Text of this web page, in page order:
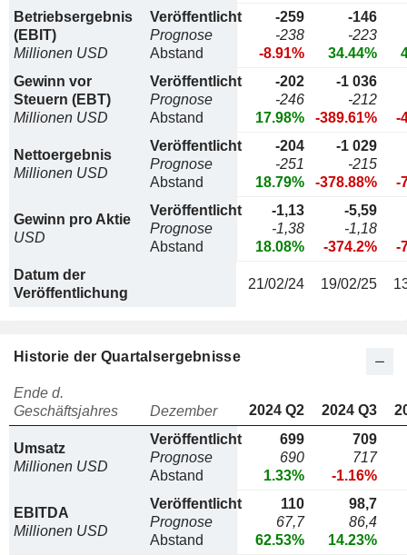
Betriebsergebnis
(EBIT)
Millionen USD
Veröffentlicht
Prognose
Abstand
-259
-238
-8.91%
-146
-223
34.44%
Gewinn vor
Steuern (EBT)
Millionen USD
Veröffentlicht
Prognose
Abstand
-202
-246
17.98%
-1 036
-212
-389.61%
-
Nettoergebnis
Millionen USD
Veröffentlicht
Prognose
Abstand
-204
-251
18.79%
-1 029
-215
-378.88%
-
Gewinn pro Aktie
USD
Veröffentlicht
Prognose
Abstand
-1,13
-1,38
18.08%
-5,59
-1,18
-374.2%
-
Datum der
Veröffentlichung
21/02/24 19/02/25
Historie der Quartalsergebnisse
Ende d.
Geschäftsjahres
Dezember 2024 Q2 2024 Q3
Umsatz
Millionen USD
Veröffentlicht
Prognose
Abstand
699
690
1.33%
709
717
-1.16%
EBITDA
Millionen USD
Veröffentlicht
Prognose
Abstand
110
67,7
62.53%
98,7
86,4
14.23%